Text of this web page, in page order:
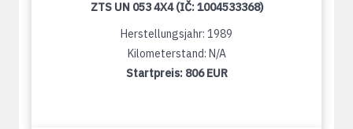
ZTS UN 053 4X4 (IČ: 1004533368)
Herstellungsjahr: 1989
Kilometerstand: N/A
Startpreis: 806 EUR